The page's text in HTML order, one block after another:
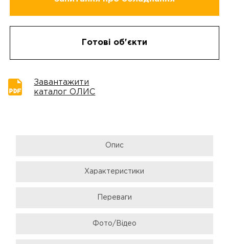
Готові об'єкти
Завантажити
каталог ОЛИС
Опис
Характеристики
Переваги
Фото/Відео